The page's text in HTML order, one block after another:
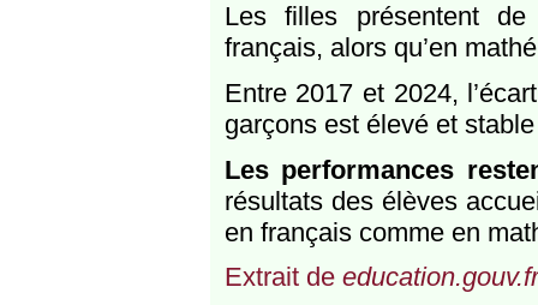
Les filles présentent
français, alors qu’en
Entre 2017 et 2024,
garçons est élevé et
Les performances
résultats des élèves
en français comme en
Extrait de education.gouv.fr